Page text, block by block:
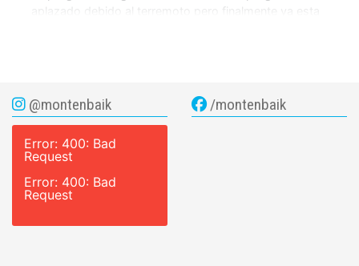
aplazado debido al terremoto pero finalmente ya esta
@montenbaik
Error: 400: Bad
Request
Error: 400: Bad
Request
/montenbaik